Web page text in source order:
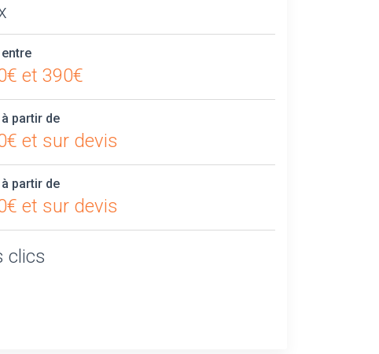
et 390€
partir de
et sur devis
partir de
et sur devis
clics